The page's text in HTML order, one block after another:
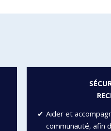
Aider et
communauté, afin